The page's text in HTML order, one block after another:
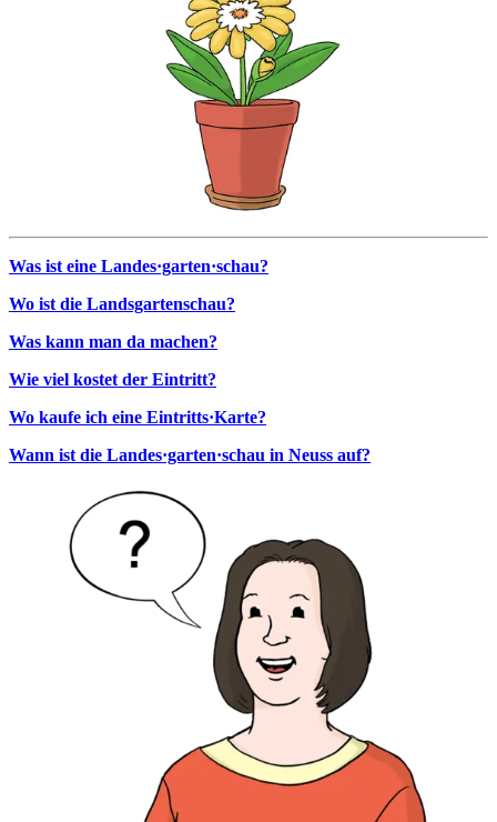
Was ist eine Landes·garten·schau?
Wo ist die Landsgartenschau?
Was kann man da machen?
Wie viel kostet der Eintritt?
Wo kaufe ich eine Eintritts·Karte?
Wann ist die Landes·garten·schau in Neuss auf?